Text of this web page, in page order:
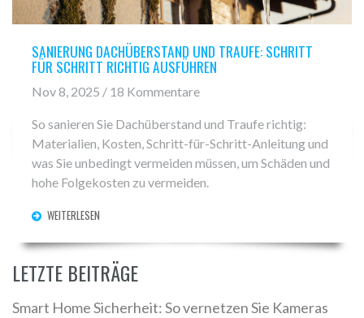
SANIERUNG DACHÜBERSTAND UND TRAUFE: SCHRITT
FÜR SCHRITT RICHTIG AUSFÜHREN
Nov 8, 2025 / 18 Kommentare
So sanieren Sie Dachüberstand und Traufe richtig:
Materialien, Kosten, Schritt-für-Schritt-Anleitung und
was Sie unbedingt vermeiden müssen, um Schäden und
hohe Folgekosten zu vermeiden.
WEITERLESEN
LETZTE BEITRÄGE
Smart Home Sicherheit: So vernetzen Sie Kameras